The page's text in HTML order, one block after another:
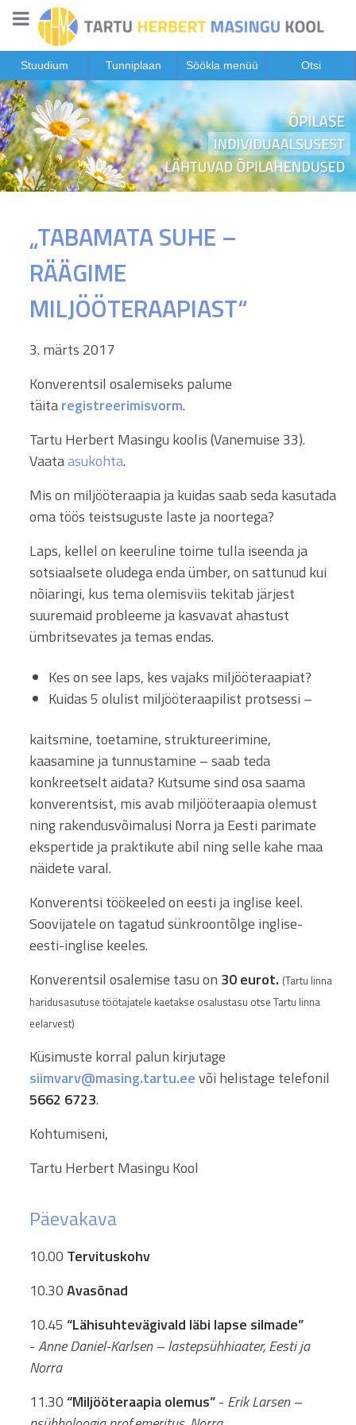
Stuudium Tunniplaan Söökla menüü Otsi
„TABAMATA SUHE –
RÄÄGIME
MILJÖÖTERAAPIAST“
3. märts 2017
Konverentsil osalemiseks palume
täitaregistreerimisvorm.
Tartu Herbert Masingu koolis (Vanemuise 33).
Vaataasukohta.
Mis on miljööteraapia ja kuidas saab seda kasutada
oma töös teistsuguste laste ja noortega?
Laps, kellel on keeruline toime tulla iseenda ja
sotsiaalsete oludega enda ümber, on sattunud kui
nõiaringi, kus tema olemisviis tekitab järjest
suuremaid probleeme ja kasvavat ahastust
ümbritsevates ja temas endas.
Kes on see laps, kes vajaks miljööteraapiat?
Kuidas 5 olulist miljööteraapilist protsessi –
kaitsmine, toetamine, struktureerimine,
kaasamine ja tunnustamine – saab teda
konkreetselt aidata? Kutsume sind osa saama
konverentsist, mis avab miljööteraapia olemust
ning rakendusvõimalusi Norra ja Eesti parimate
ekspertide ja praktikute abil ning selle kahe maa
näidete varal.
Konverentsi töökeeled on eesti ja inglise keel.
Soovijatele on tagatud sünkroontõlge inglise-
eesti-inglise keeles.
Konverentsil osalemise tasu on 30 eurot. (Tartu linna
haridusasutuse töötajatele kaetakse osalustasu otse Tartu linna
eelarvest)
Küsimuste korral palun kirjutage
siimvarv@masing.tartu.eevõi helistage telefonil
5662 6723.
Kohtumiseni,
Tartu Herbert Masingu Kool
Päevakava
10.00 Tervituskohv
10.30Avasõnad
10.45 “Lähisuhtevägivald läbi lapse silmade”
-Anne Daniel-Karlsen – lastepsühhiaater, Eesti ja
Norra
11.30 “Miljööteraapia olemus”- Erik Larsen –